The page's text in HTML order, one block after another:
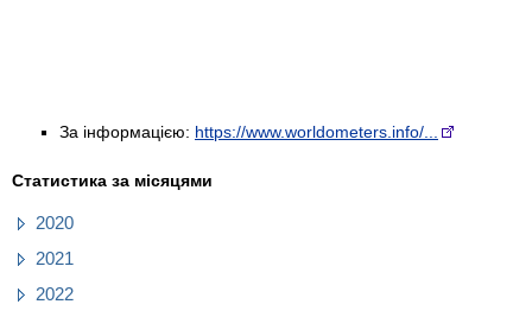
За інформацією: https://www.worldometers.info/...
Статистика за місяцями
2020
2021
2022